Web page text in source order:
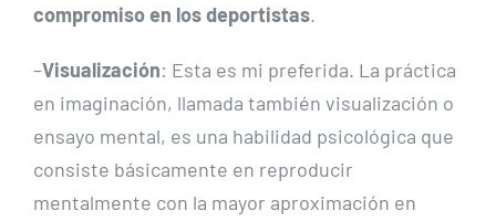
compromiso en los deportistas.
–Visualización: Esta es mi preferida. La práctica
en imaginación, llamada también visualización o
ensayo mental, es una habilidad psicológica que
consiste básicamente en reproducir
mentalmente con la mayor aproximación en